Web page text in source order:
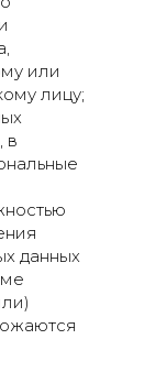
или
лицу;
в
данных